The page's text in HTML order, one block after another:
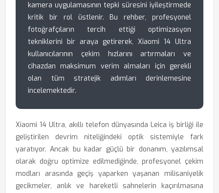
kamera uygulamasının tepki süresini iyileştirmede
kritik bir rol üstlenir. Bu rehber, profesyonel
fotoğrafçıların tercih ettiği optimizasyon
tekniklerini bir araya getirerek, Xiaomi 14 Ultra
kullanıcılarının çekim hızlarını artırmaları ve
cihazdan maksimum verim almaları için gerekli
olan tüm stratejik adımları derinlemesine
incelemektedir.
Xiaomi 14 Ultra, akıllı telefon dünyasında Leica iş birliği ile
geliştirilen devrim niteliğindeki optik sistemiyle fark
yaratıyor. Ancak bu kadar güçlü bir donanım, yazılımsal
olarak doğru optimize edilmediğinde, profesyonel çekim
modları arasında geçiş yaparken yaşanan milisaniyelik
gecikmeler, anlık ve hareketli sahnelerin kaçırılmasına